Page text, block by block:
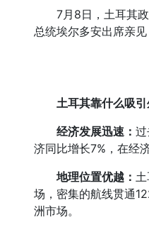
7月8日，土耳其政
总统埃尔多安出席亲
土耳其靠什么吸
经济发展迅速 ：
济同比增长7%，在经
地理位置优越：
场，密集的航线贯通
洲市场。